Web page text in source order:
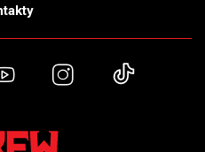
YouTubeInstagram